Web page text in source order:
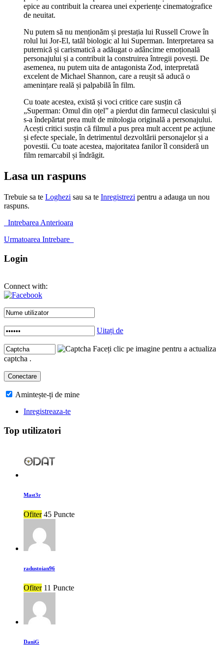
epice au contribuit la crearea unei experiențe cinematografice
de neuitat.
Nu putem să nu menționăm și prestația lui Russell Crowe în
rolul lui Jor-El, tatăl biologic al lui Superman. Interpretarea sa
puternică și carismatică a adăugat o adâncime emoțională
personajului și a contribuit la construirea întregii povești. De
asemenea, nu putem uita de antagonista Zod, interpretată
excelent de Michael Shannon, care a reușit să aducă o
amenințare reală și palpabilă în film.
Cu toate acestea, există și voci critice care susțin că
„Superman: Omul din oțel” a pierdut din farmecul clasicului și
s-a îndepărtat prea mult de mitologia originală a personajului.
Acești critici susțin că filmul a pus prea mult accent pe acțiune
și efecte speciale, în detrimentul dezvoltării personajelor și a
povestii. Cu toate acestea, majoritatea fanilor îl consideră un
film remarcabil și îndrăgit.
Lasa un raspuns
Trebuie sa te Loghezi sau sa te Inregistrezi pentru a adauga un nou
raspuns.
Intrebarea Anterioara
Urmatoarea Intrebare
Login
Connect with:
Uitați de
Faceți clic pe imagine pentru a actualiza
captcha .
Amintește-ți de mine
Inregistreaza-te
Top utilizatori
Mast3r
Ofiter 45 Puncte
radustoian96
Ofiter 11 Puncte
DaniG